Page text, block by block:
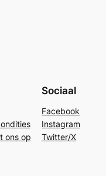
ons op
Sociaal
Facebook
Instagram
Twitter/X